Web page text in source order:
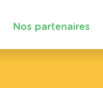
Nos partenaires